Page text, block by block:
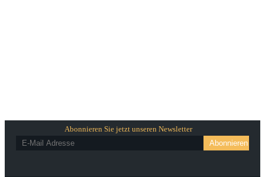
Abonnieren Sie jetzt unseren Newsletter